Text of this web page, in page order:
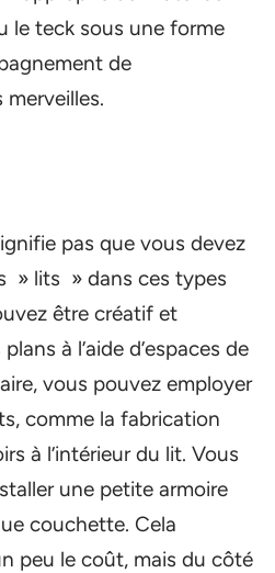
le teck sous une forme
de
pas que vous devez
» lits » dans ces types
être créatif et
à l’aide d’espaces de
vous pouvez employer
comme la fabrication
à l’intérieur du lit. Vous
une petite armoire
couchette. Cela
peu le coût, mais du côté